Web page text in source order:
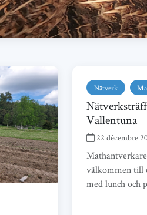
Nätverk
Vallentuna
22 décembre
välkommen till
med lunch och